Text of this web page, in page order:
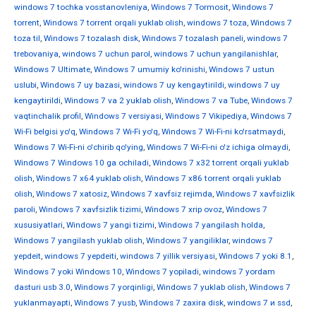
windows 7 tochka vosstanovleniya, Windows 7 Tormosit, Windows 7
torrent, Windows 7 torrent orqali yuklab olish, windows 7 toza, Windows 7
toza til, Windows 7 tozalash disk, Windows 7 tozalash paneli, windows 7
trebovaniya, windows 7 uchun parol, windows 7 uchun yangilanishlar,
Windows 7 Ultimate, Windows 7 umumiy ko'rinishi, Windows 7 ustun
uslubi, Windows 7 uy bazasi, windows 7 uy kengaytirildi, windows 7 uy
kengaytirildi, Windows 7 va 2 yuklab olish, Windows 7 va Tube, Windows 7
vaqtinchalik profil, Windows 7 versiyasi, Windows 7 Vikipediya, Windows 7
Wi-Fi belgisi yo'q, Windows 7 Wi-Fi yo'q, Windows 7 Wi-Fi-ni ko'rsatmaydi,
Windows 7 Wi-Fi-ni o'chirib qo'ying, Windows 7 Wi-Fi-ni o'z ichiga olmaydi,
Windows 7 Windows 10 ga ochiladi, Windows 7 x32 torrent orqali yuklab
olish, Windows 7 x64 yuklab olish, Windows 7 x86 torrent orqali yuklab
olish, Windows 7 xatosiz, Windows 7 xavfsiz rejimda, Windows 7 xavfsizlik
paroli, Windows 7 xavfsizlik tizimi, Windows 7 xrip ovoz, Windows 7
xususiyatlari, Windows 7 yangi tizimi, Windows 7 yangilash holda,
Windows 7 yangilash yuklab olish, Windows 7 yangiliklar, windows 7
yepdeit, windows 7 yepdeiti, windows 7 yillik versiyasi, Windows 7 yoki 8.1 ,
Windows 7 yoki Windows 10, Windows 7 yopiladi, windows 7 yordam
dasturi usb 3.0, Windows 7 yorqinligi, Windows 7 yuklab olish, Windows 7
yuklanmayapti, Windows 7 yusb, Windows 7 zaxira disk, windows 7 и ssd,